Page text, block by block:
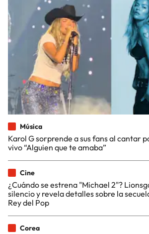
Música
Karol G sorprende a sus fans al cantar
vivo “Alguien que te amaba”
Cine
¿Cuándo se estrena "Michael 2"?
silencio y revela detalles sobre la
Rey del Pop
Corea